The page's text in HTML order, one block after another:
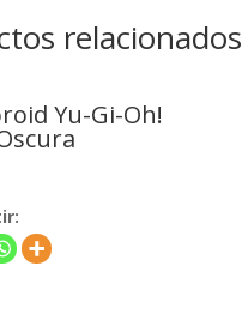
relacionados
Yu-Gi-Oh!